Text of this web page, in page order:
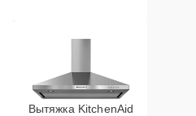
Вытяжка KitchenAid